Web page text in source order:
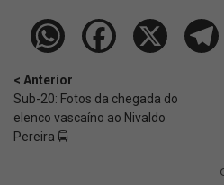
< Anterior
Sub-20: Fotos da chegada do
elenco vascaíno ao Nivaldo
Pereira 🚍